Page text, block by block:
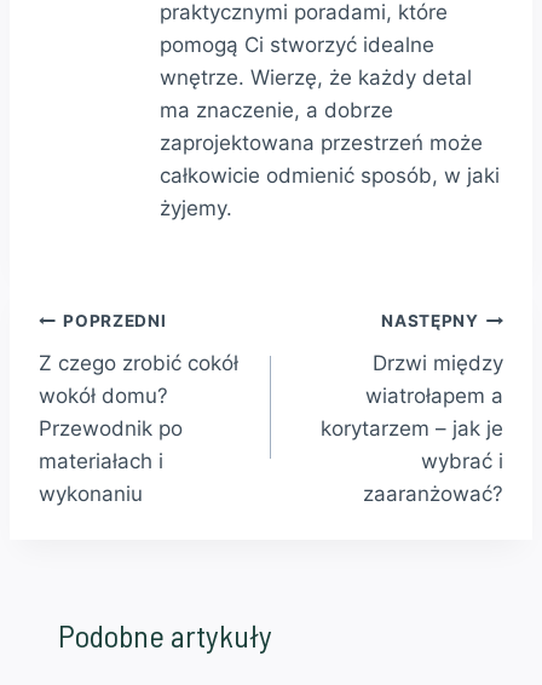
praktycznymi poradami, które
pomogą Ci stworzyć idealne
wnętrze. Wierzę, że każdy detal
ma znaczenie, a dobrze
zaprojektowana przestrzeń może
całkowicie odmienić sposób, w jaki
żyjemy.
Nawigacja
wpisu
POPRZEDNI
Z czego zrobić cokół
wokół domu?
Przewodnik po
materiałach i
wykonaniu
NASTĘPNY
Drzwi między
wiatrołapem a
korytarzem – jak je
wybrać i
zaaranżować?
Podobne artykuły